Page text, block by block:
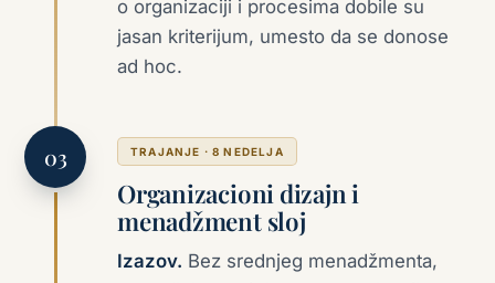
o organizaciji i procesima dobile su
jasan kriterijum, umesto da se donose
ad hoc.
TRAJANJE · 8 NEDELJA
Organizacioni dizajn i
menadžment sloj
Izazov. Bez srednjeg menadžmenta,